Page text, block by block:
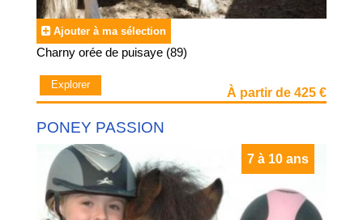
Ajouter à ma sélection
Charny orée de puisaye (89)
Explorer
À partir de 425 €
PONEY PASSION
7 à 10 ans